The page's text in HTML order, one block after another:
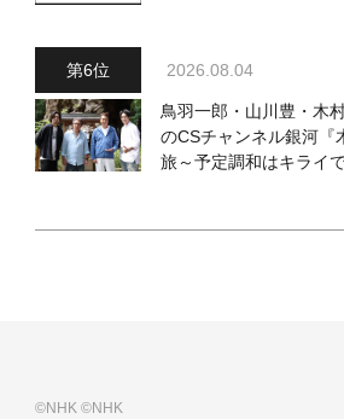
2026.08.04
鳥羽一郎・山川豊・木
のCSチャンネル銀河『
旅～予定調和はキライ
©NHK©NHK